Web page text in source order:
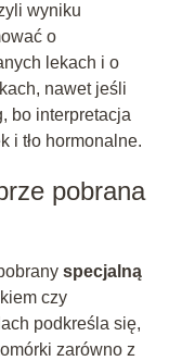
wyniku
o
lekach i o
nawet jeśli
bo interpretacja
i tło hormonalne.
pobrana
specjalną
czy
podkreśla się,
zarówno z